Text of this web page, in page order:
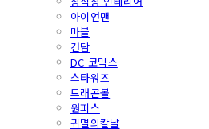
아이언맨
마블
건담
DC 코믹스
스타워즈
드래곤볼
원피스
귀멸의칼날